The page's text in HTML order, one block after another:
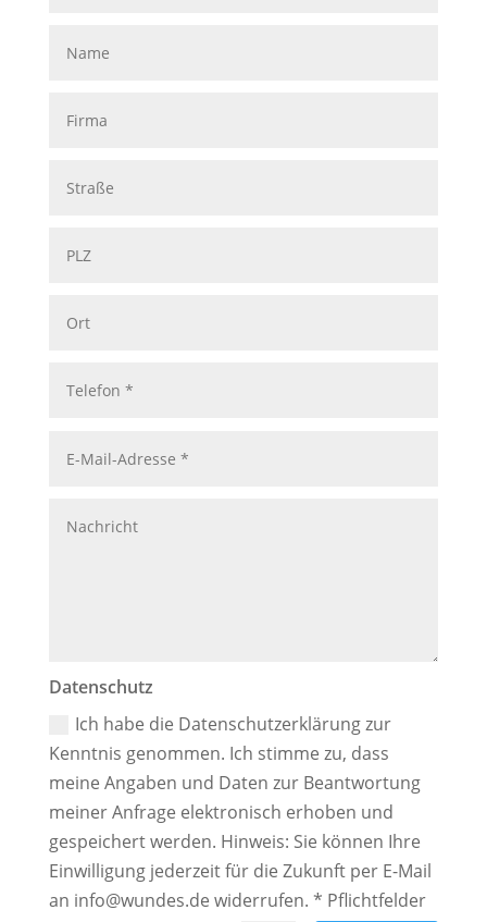
Mail-
Datenschutz
Datenschutz
Ich habe die Datenschutzerklärung zur
Kenntnis genommen. Ich stimme zu, dass
meine Angaben und Daten zur Beantwortung
meiner Anfrage elektronisch erhoben und
gespeichert werden. Hinweis: Sie können Ihre
Einwilligung jederzeit für die Zukunft per E-Mail
an info@wundes.de widerrufen. * Pflichtfelder